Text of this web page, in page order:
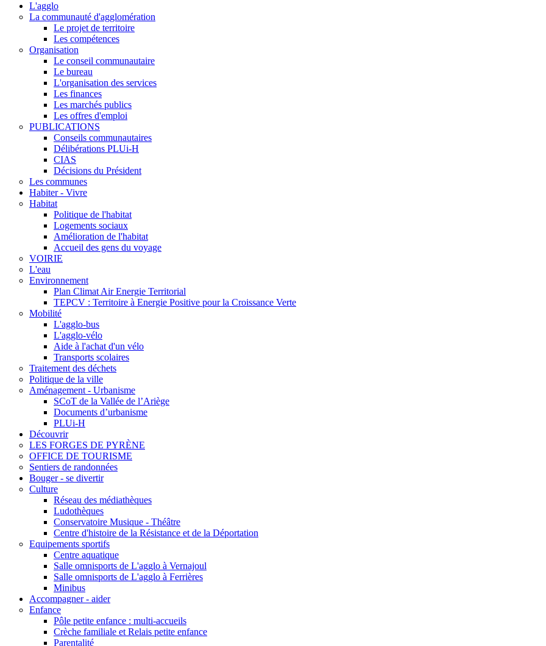
L'agglo
La communauté d'agglomération
Le projet de territoire
Les compétences
Organisation
Le conseil communautaire
Le bureau
L'organisation des services
Les finances
Les marchés publics
Les offres d'emploi
PUBLICATIONS
Conseils communautaires
Délibérations PLUi-H
CIAS
Décisions du Président
Les communes
Habiter - Vivre
Habitat
Politique de l'habitat
Logements sociaux
Amélioration de l'habitat
Accueil des gens du voyage
VOIRIE
L'eau
Environnement
Plan Climat Air Energie Territorial
TEPCV : Territoire à Energie Positive pour la Croissance Verte
Mobilité
L'agglo-bus
L'agglo-vélo
Aide à l'achat d'un vélo
Transports scolaires
Traitement des déchets
Politique de la ville
Aménagement - Urbanisme
SCoT de la Vallée de l’Ariège
Documents d’urbanisme
PLUi-H
Découvrir
LES FORGES DE PYRÈNE
OFFICE DE TOURISME
Sentiers de randonnées
Bouger - se divertir
Culture
Réseau des médiathèques
Ludothèques
Conservatoire Musique - Théâtre
Centre d'histoire de la Résistance et de la Déportation
Equipements sportifs
Centre aquatique
Salle omnisports de L'agglo à Vernajoul
Salle omnisports de L'agglo à Ferrières
Minibus
Accompagner - aider
Enfance
Pôle petite enfance : multi-accueils
Crèche familiale et Relais petite enfance
Parentalité